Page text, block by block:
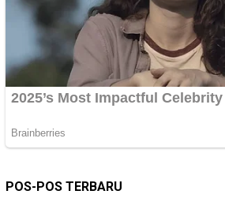
POS-POS TERBARU